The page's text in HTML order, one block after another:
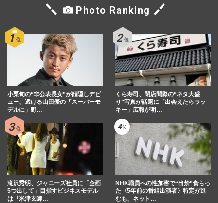
Photo Ranking
小栗旬の“非公表長女”が顔隠しデビ
ュー、透ける山田優の「スーパーモ
デルに」野…
くら寿司、閉店間際の“ネタ大盛
り”写真が話題に「出会えたらラッ
キー」広報が明…
滝沢秀明、ジャニーズ社員に「企画
5つ出して」目指すビジネスモデル
は『米津玄師…
NHK職員への性加害で“出禁”食らっ
た〈5年前の番組出演者〉特定が進
むも、ネット…